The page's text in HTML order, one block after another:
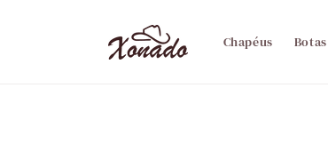
Chapéus Botas